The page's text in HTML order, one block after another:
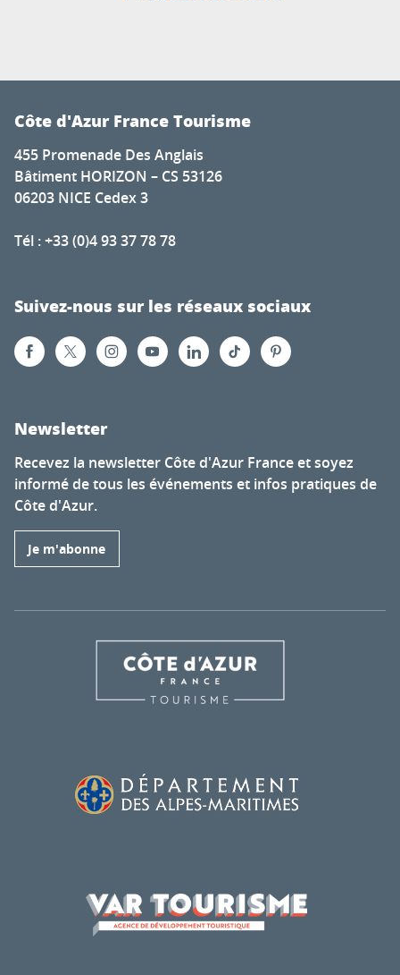
Côte d'Azur France Tourisme
455 Promenade Des Anglais
Bâtiment HORIZON – CS 53126
06203 NICE Cedex 3
Tél : +33 (0)4 93 37 78 78
Suivez-nous sur les réseaux sociaux
Newsletter
Recevez la newsletter Côte d'Azur France et soyez
informé de tous les événements et infos pratiques de
Côte d'Azur.
Je m'abonne